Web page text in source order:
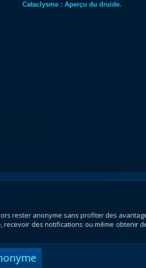
Cataclysme : Aperçu du druide.
rester anonyme sans profiter des
des notifications ou même obtenir